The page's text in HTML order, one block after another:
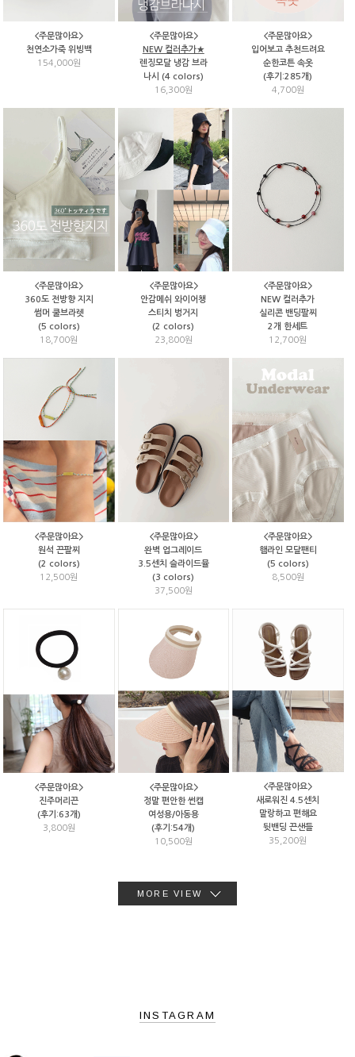
<주문많아요>
천연소가죽 위빙백
154,000원
<주문많아요>
NEW 컬러추가★
렌징모달 냉감 브라
나시 (4 colors)
16,300원
<주문많아요>
입어보고 추천드려요
순한코튼 속옷
(후기:285개)
4,700원
<주문많아요>
360도 전방향 지지
썸머 쿨브라렛
(5 colors)
18,700원
<주문많아요>
안감메쉬 와이어챙
스티치 벙거지
(2 colors)
23,800원
<주문많아요>
NEW 컬러추가
실리콘 밴딩팔찌
2개 한세트
12,700원
<주문많아요>
원석 끈팔찌
(2 colors)
12,500원
<주문많아요>
완벽 업그레이드
3.5센치 슬라이드뮬
(3 colors)
37,500원
<주문많아요>
햄라인 모달팬티
(5 colors)
8,500원
<주문많아요>
진주머리끈
(후기:63개)
3,800원
<주문많아요>
정말 편안한 썬캡
여성용/아동용
(후기:54개)
10,500원
<주문많아요>
새로워진 4.5센치
말랑하고 편해요
뒷밴딩 끈샌들
35,200원
MORE VIEW
INSTAGRAM